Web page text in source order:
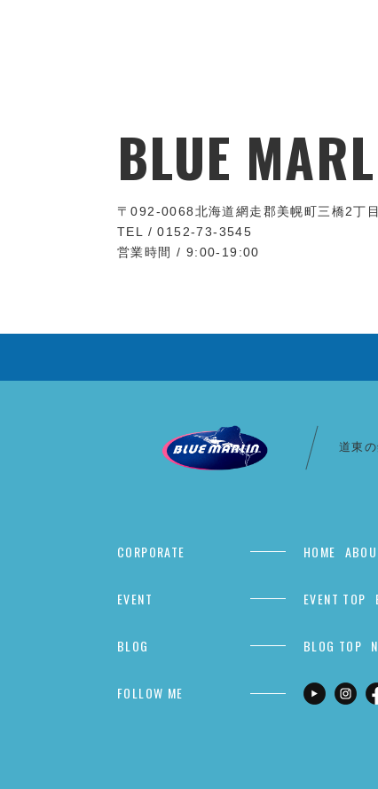
BLUE
〒092-0068北海道網走郡美幌町三橋2丁
TEL / 0152-73-3545
営業時間 / 9:00-19:00
道東
CORPORATE HOME
EVENT EVENT TOP
BLOG BLOG TOP
FOLLOW ME